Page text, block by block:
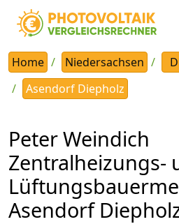
Home Niedersachsen
Asendorf Diepholz
Peter Weindich
Zentralheizungs-
Asendorf